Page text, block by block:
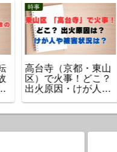
シ
復
時事
イオンモール熊本の
爆発原因と理由は
何？いったい何があ